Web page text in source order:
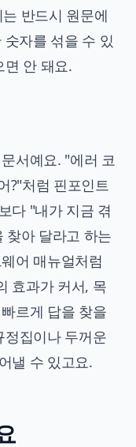
반드시 원문에
자를 섞을 수 있
면 안 돼요.
서예요. "에러 코
?"처럼 핀포인트
다 "내가 지금 겪
찾아 달라고 하는
어 매뉴얼처럼
효과가 커서, 목
르게 답을 찾을
정집이나 두꺼운
낼 수 있고요.